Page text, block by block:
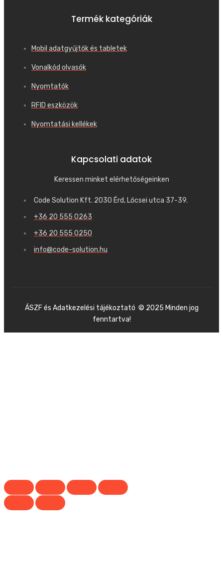
Termék kategóriák
Mobil adatgyűjtők és tabletek
Vonalkód olvasók
Nyomtatók
RFID eszközök
Nyomtatási kellékek
Kapcsolati adatok
Keressen minket elérhetőségeinken
Code Solution Kft. 2030 Érd, Lőcsei utca 37-39.
+36 20 555 0263
+36 20 555 0250
info@code-solution.hu
ÁSZF és Adatkezelési tájékoztató © 2025 Minden jog
fenntartva!